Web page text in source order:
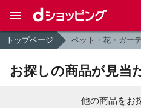
トップページ ペット・花・ガー
お探しの商品が見当
他の商品をお